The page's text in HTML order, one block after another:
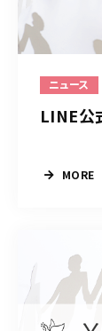
ニュース
LINE公
MORE